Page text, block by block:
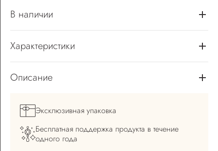
В наличии
Характеристики
Описание
Эксклюзивная упаковка
Бесплатная поддержка продукта в течение
одного года